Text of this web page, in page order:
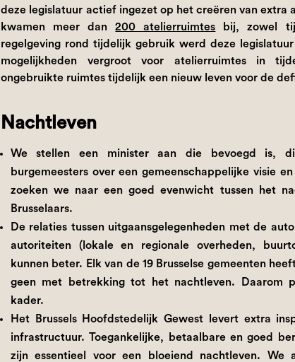
deze legislatuur actief ingezet op het creëren van extra
kwamen meer dan200 atelierruimtes bij, zowel
regelgeving rond tijdelijk gebruik werd deze
mogelijkheden vergroot voor atelierruimtes in
ongebruikte ruimtes tijdelijk een nieuw leven voor de
Nachtleven
We stellen een minister aan die bevoegd is,
burgemeesters over een gemeenschappelijke visie
zoeken we naar een goed evenwicht tussen het
Brusselaars.
De relaties tussen uitgaansgelegenheden met de
autoriteiten (lokale en regionale overheden,
kunnen beter. Elk van de 19 Brusselse gemeenten
geen met betrekking tot het nachtleven. Daarom
kader.
Het Brussels Hoofdstedelijk Gewest levert extra
infrastructuur. Toegankelijke, betaalbare en goed
zijn essentieel voor een bloeiend nachtleven. We